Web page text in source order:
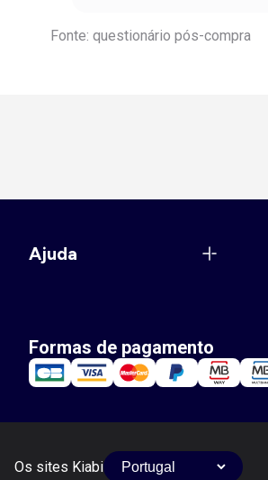
Fonte: questionário pós-compra
Ajuda
Formas de pagamento
Os sites Kiabi